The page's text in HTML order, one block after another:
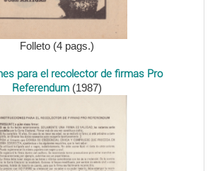
Folleto (4 pags.)
para el recolector de firmas Pro
Referendum(1987)